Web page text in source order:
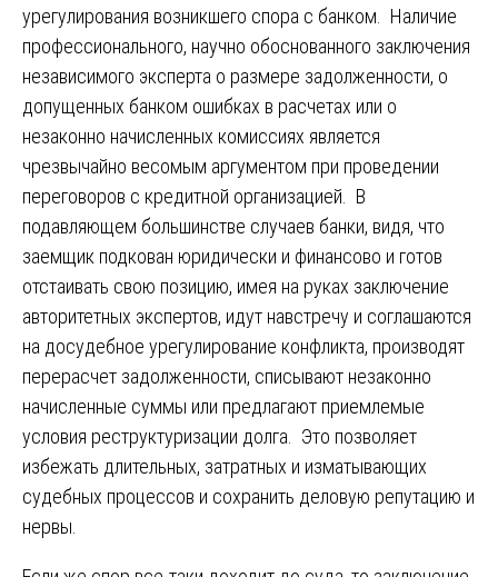
урегулирования возникшего спора с банком. Наличие
профессионального, научно обоснованного заключения
независимого эксперта о размере задолженности, о
допущенных банком ошибках в расчетах или о
незаконно начисленных комиссиях является
чрезвычайно весомым аргументом при проведении
переговоров с кредитной организацией. В
подавляющем большинстве случаев банки, видя, что
заемщик подкован юридически и финансово и готов
отстаивать свою позицию, имея на руках заключение
авторитетных экспертов, идут навстречу и соглашаются
на досудебное урегулирование конфликта, производят
перерасчет задолженности, списывают незаконно
начисленные суммы или предлагают приемлемые
условия реструктуризации долга. Это позволяет
избежать длительных, затратных и изматывающих
судебных процессов и сохранить деловую репутацию и
нервы.